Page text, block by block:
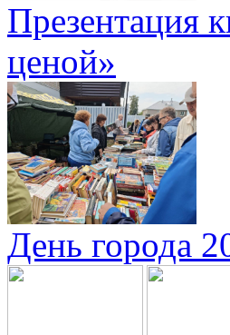
Презентация
ценой»
День города